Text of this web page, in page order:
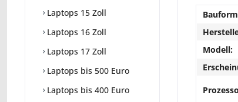
Laptops 15 Zoll
Laptops 16 Zoll
Laptops 17 Zoll
Laptops bis 500 Euro
Laptops bis 400 Euro
Modell: